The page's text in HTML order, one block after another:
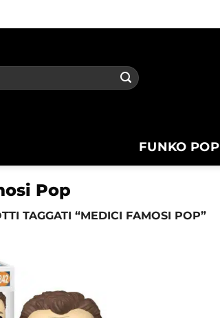
FUNKO POP
Pop
TAGGATI “MEDICI FAMOSI POP”